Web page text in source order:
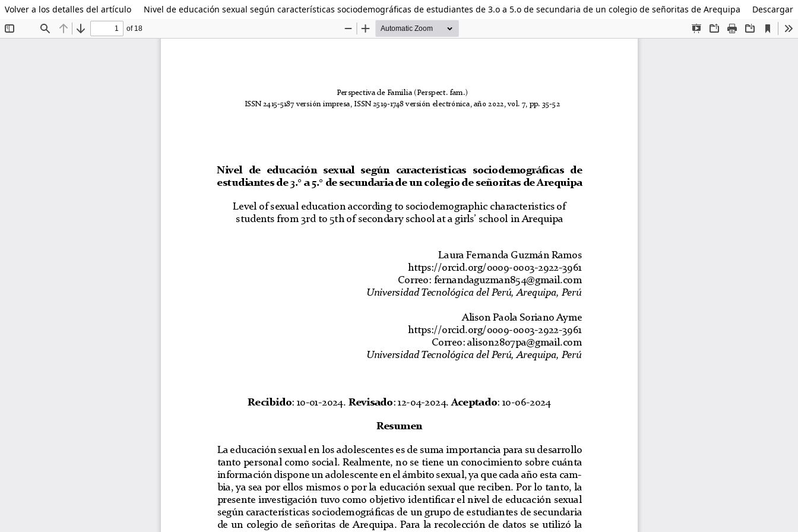
Volver a los detalles del artículo Nivel de educación sexual según características sociodemográficas de estudiantes de 3.o a 5.o de secundaria de un colegio de señoritas de Arequipa Descargar